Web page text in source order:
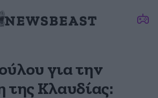
για την
της Κλαυδίας: